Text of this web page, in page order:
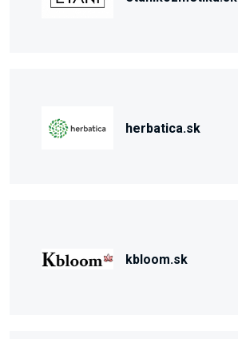
herbatica.sk
kbloom.sk